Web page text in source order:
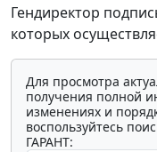
Гендиректор
которых
Для просмотра
получения полной
изменениях и
воспользуйтесь
ГАРАНТ: